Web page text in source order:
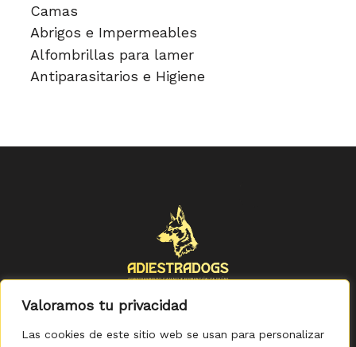
Valoramos tu privacidad
Las cookies de este sitio web se usan para personalizar
Camas
Abrigos e Impermeables
Alfombrillas para lamer
Antiparasitarios e Higiene